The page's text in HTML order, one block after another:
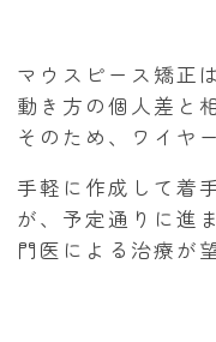
マウスピース矯正
動き方の個人差と
そのため、ワイヤ
手軽に作成して着
が、予定通りに進
門医による治療が